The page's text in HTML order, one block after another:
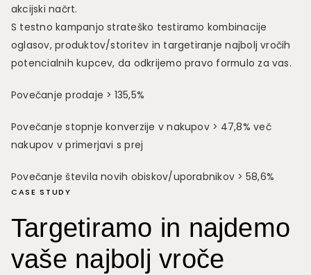
akcijski načrt.
S testno kampanjo strateško testiramo kombinacije
oglasov, produktov/storitev in targetiranje najbolj vročih
potencialnih kupcev, da odkrijemo pravo formulo za vas.
Povečanje prodaje > 135,5%
Povečanje stopnje konverzije v nakupov > 47,8% več
nakupov v primerjavi s prej
Povečanje števila novih obiskov/uporabnikov > 58,6%
CASE STUDY
Targetiramo in najdemo
vaše najbolj vroče